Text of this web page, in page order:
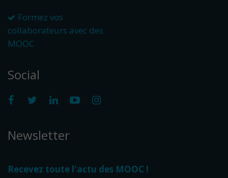
Formez vos
collaborateurs avec des
MOOC
Social
Newsletter
Recevez toute l'actu des MOOC !